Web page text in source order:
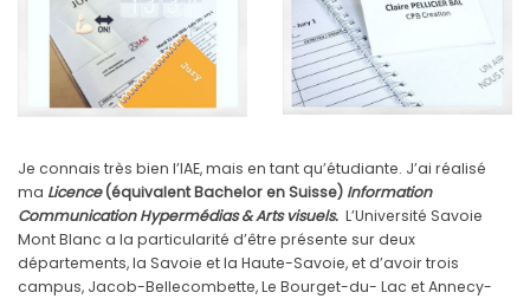
Je connais très bien l’IAE, mais en tant qu’étudiante. J’ai réalisé
ma Licence(équivalent Bachelor en Suisse) Information
Communication Hypermédias & Arts visuels. L’Université Savoie
Mont Blanc a la particularité d’être présente sur deux
départements, la Savoie et la Haute-Savoie, et d’avoir trois
campus, Jacob-Bellecombette, Le Bourget-du- Lac et Annecy-